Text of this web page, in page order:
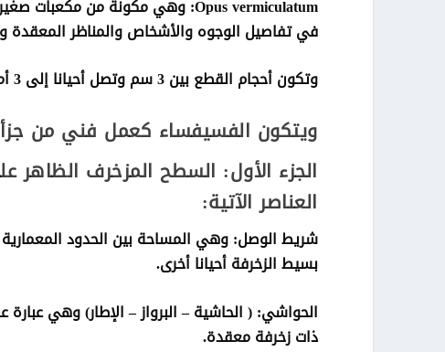
في تفاصيل الوجوه والأشخاص والمناظر المعقدة
وتكون أحجام القطع بين 3 سم وتصل أحيانا إلى 3 أمتار.
ويتكون الفسيفساء كعمل فني من
الجزء الأول: السطح المزخرف
العناصر الآتية:
شريط الوصل: وهي المساحة بين الحدود المعمارية
بسيط الزخرفة أحيانا أخرى.
الحواشي: ( الحاشية – البرواز – الإطار) وهي
ذات زخرفة معقدة.